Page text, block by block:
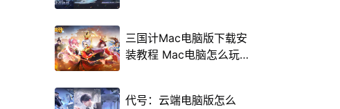
三国计Mac电脑版下载安
装教程 Mac电脑怎么玩
代号：云端电脑版怎么